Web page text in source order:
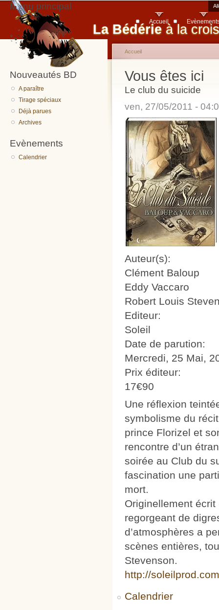
La Bédérie à la
Menu principal
Accueil
Nouveautés BD
A paraître
Tirage spéciaux
Déjà parues
Archives
Evènements
Calendrier
Vous êtes ici
Accueil
Le club du suicide
ven, 27/05/2011 -
Auteur(s):
Clément Baloup
Eddy Vaccaro
Robert Louis
Editeur:
Soleil
Date de parution:
Mercredi, 25 Mai,
Prix éditeur:
17€90
Une réflexion
symbolisme du
prince Florizel et
rencontre d’un
soirée au Club du
fascination une
mort.
Originellement
regorgeant de
d’atmosphères a
scènes entières,
Stevenson.
http://
Calendrier